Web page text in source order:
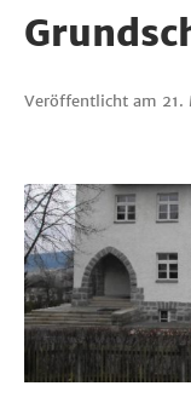
springen
Veröffentlicht am 21.